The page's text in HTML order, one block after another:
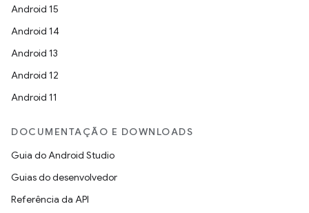
Android 15
Android 14
Android 13
Android 12
Android 11
DOCUMENTAÇÃO E DOWNLOADS
Guia do Android Studio
Guias do desenvolvedor
Referência da API